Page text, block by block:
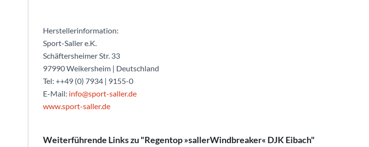
Herstellerinformation:
Sport-Saller e.K.
Schäftersheimer Str. 33
97990 Weikersheim | Deutschland
Tel: ++49 (0) 7934 | 9155-0
E-Mail: info@sport-saller.de
www.sport-saller.de
Weiterführende Links zu "Regentop »sallerWindbreaker« DJK Eibach"